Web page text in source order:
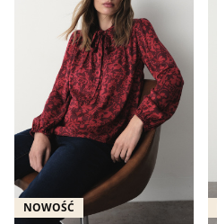
NOWOŚĆ